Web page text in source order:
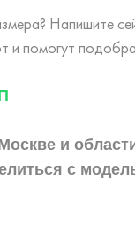
Напишите
и помогут
и
с